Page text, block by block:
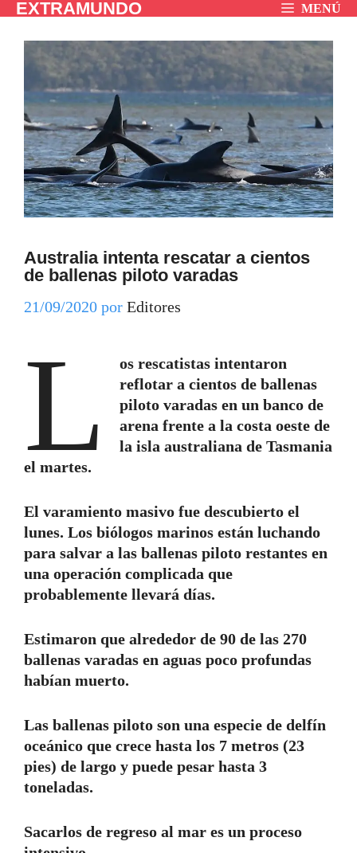
Saltar
contenido
EXTRAMUNDO MENÚ
Australia intenta rescatar a cientos
de ballenas piloto varadas
21/09/2020 por Editores
L
os rescatistas intentaron
reflotar a cientos de ballenas
piloto varadas en un banco de
arena frente a la costa oeste de
la isla australiana de Tasmania
el martes.
El varamiento masivo fue descubierto el
lunes. Los biólogos marinos están luchando
para salvar a las ballenas piloto restantes en
una operación complicada que
probablemente llevará días.
Estimaron que alrededor de 90 de las 270
ballenas varadas en aguas poco profundas
habían muerto.
Las ballenas piloto son una especie de delfín
oceánico que crece hasta los 7 metros (23
pies) de largo y puede pesar hasta 3
toneladas.
Sacarlos de regreso al mar es un proceso